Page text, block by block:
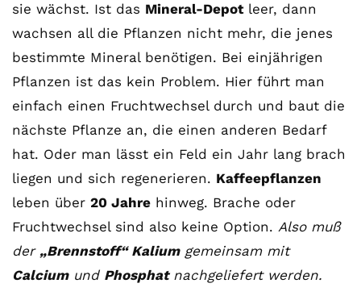
sie wächst. Ist das Mineral-Depotleer, dann
wachsen all die Pflanzen nicht mehr, die jenes
bestimmte Mineral benötigen. Bei einjährigen
Pflanzen ist das kein Problem. Hier führt man
einfach einen Fruchtwechsel durch und baut die
nächste Pflanze an, die einen anderen Bedarf
hat. Oder man lässt ein Feld ein Jahr lang brach
liegen und sich regenerieren. Kaffeepflanzen
leben über 20 Jahre hinweg. Brache oder
Fruchtwechsel sind also keine Option. Also muß
der „Brennstoff“ Kaliumgemeinsam mit
Calciumund Phosphatnachgeliefert werden.